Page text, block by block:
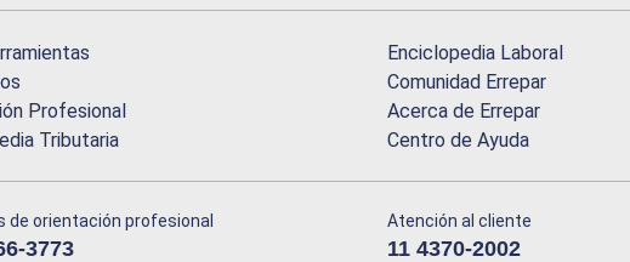
Profesional
Tributaria
Enciclopedia Laboral
Comunidad Errepar
Acerca de Errepar
Centro de Ayuda
de orientación profesional
3773
Atención al cliente
11 4370-2002